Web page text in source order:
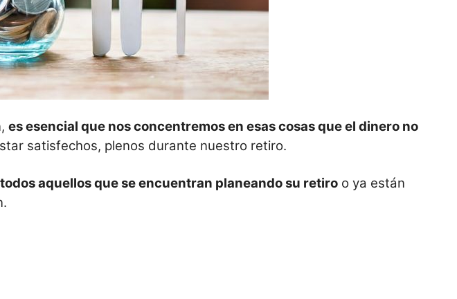
es esencial que nosconcentremos en esas cosas que el dinero no
satisfechos, plenos durante nuestro retiro.
aquellos que se encuentran planeando su retiro o ya están